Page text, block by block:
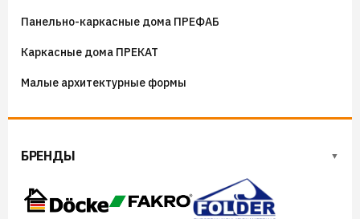
Панельно-каркасные дома ПРЕФАБ
Каркасные дома ПРЕКАТ
Малые архитектурные формы
БРЕНДЫ